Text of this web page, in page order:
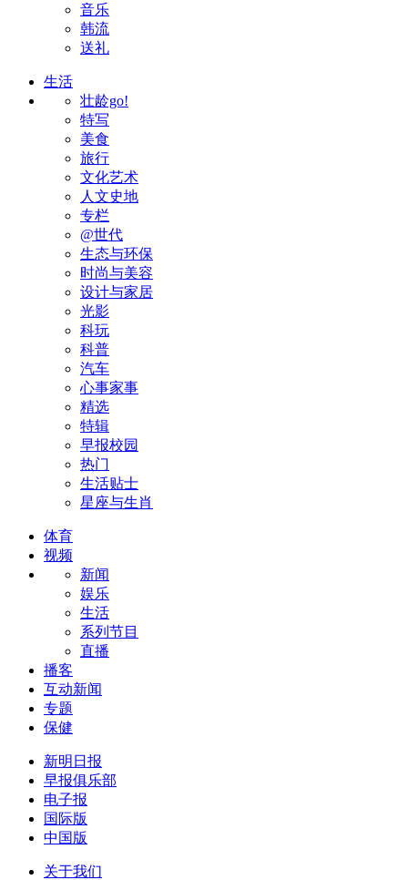
音乐
韩流
送礼
生活
壮龄go!
特写
美食
旅行
文化艺术
人文史地
专栏
@世代
生态与环保
时尚与美容
设计与家居
光影
科玩
科普
汽车
心事家事
精选
特辑
早报校园
热门
生活贴士
星座与生肖
体育
视频
新闻
娱乐
生活
系列节目
直播
播客
互动新闻
专题
保健
新明日报
早报俱乐部
电子报
国际版
中国版
关于我们